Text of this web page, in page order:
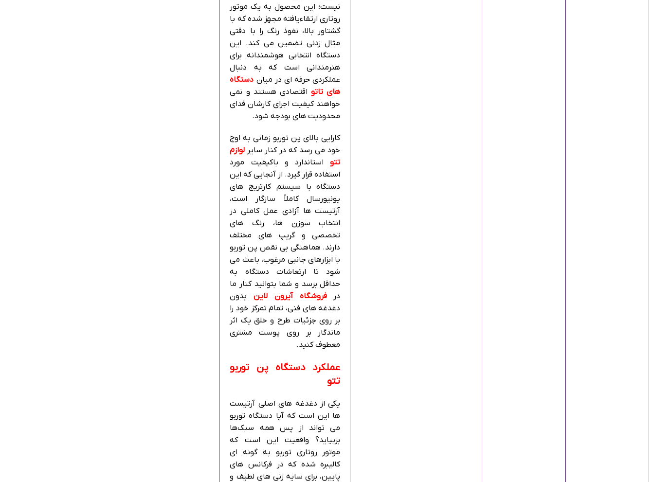
نیست؛ این محصول به یک موتور
روتاری ارتقاءیافته مجهز شده که با
گشتاور بالا، نفوذ رنگ را با دقتی
مثال‌ زدنی تضمین می‌ کند. این
دستگاه انتخابی هوشمندانه برای
هنرمندانی است که به دنبال
عملکردی حرفه‌ ای در میان دستگاه‌
های تاتواقتصادی هستند و نمی‌
خواهند کیفیت اجرای کارشان فدای
محدودیت‌ های بودجه شود.
کارایی بالای پن توربو زمانی به اوج
خود می‌ رسد که در کنار سایر لوازم
تتواستاندارد و باکیفیت مورد
استفاده قرار گیرد. از آنجایی که این
دستگاه با سیستم کارتریج‌ های
یونیورسال کاملاً سازگار است،
آرتیست‌ ها آزادی عمل کاملی در
انتخاب سوزن‌ ها، رنگ‌ های
تخصصی و گریپ‌ های مختلف
دارند. هماهنگی بی‌ نقص پن توربو
با ابزارهای جانبی مرغوب، باعث می‌
شود تا ارتعاشات دستگاه به
حداقل برسد و شما بتوانید کنار ما
درفروشگاه آیرون لاینبدون
دغدغه‌ های فنی، تمام تمرکز خود را
بر روی جزئیات طرح و خلق یک اثر
ماندگار بر روی پوست مشتری
معطوف کنید.
عملکرد دستگاه پن توربو
تتو
یکی از دغدغه‌ های اصلی آرتیست‌
ها این است که آیا دستگاه توربو
می‌ تواند از پس همه سبک‌ها
بربیاید؟ واقعیت این است که
موتور روتاری توربو به گونه‌ ای
کالیبره شده که در فرکانس‌ های
پایین، برای سایه‌ زنی‌ های لطیف و